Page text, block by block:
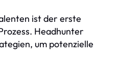
ist der erste
Headhunter
um potenzielle